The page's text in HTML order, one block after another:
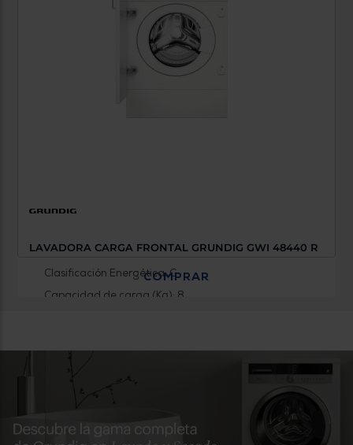
LAVADORA CARGA FRONTAL GRUNDIG GWI 48440 R
Clasificación Energética: C
Capacidad de carga (Kg): 8
0 €
COMPRAR